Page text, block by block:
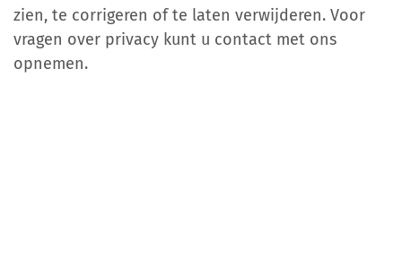
zien, te corrigeren of te laten verwijderen. Voor
vragen over privacy kunt u contact met ons
opnemen.